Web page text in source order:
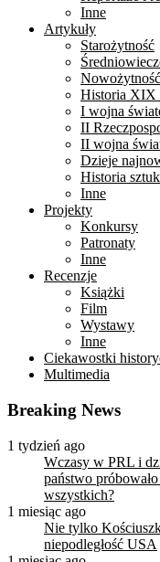
Inne
Artykuły
Starożytność
Nowożytność
Historia XIX
I wojna
II
II wojna
Dzieje
Historia
Inne
Projekty
Konkursy
Patronaty
Inne
Recenzje
Książki
Film
Wystawy
Inne
Ciekawostki
Multimedia
Breaking News
1 tydzień ago
Wczasy w PRL i
państwo
wszystkich?
1 miesiąc ago
Nie tylko
niepodległość USA